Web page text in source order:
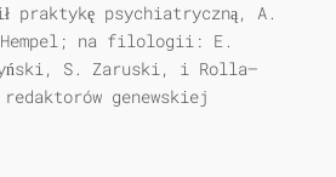
praktykę psychiatryczną, A.
Hempel; na filologii: E.
S. Zaruski, i Rolla—
genewskiej